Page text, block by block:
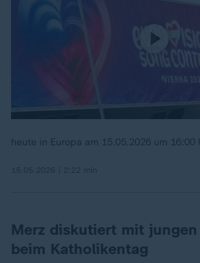
heute in Europa am 15.05.2026 um 16:00
Merz diskutiert mit jungen
beim Katholikentag